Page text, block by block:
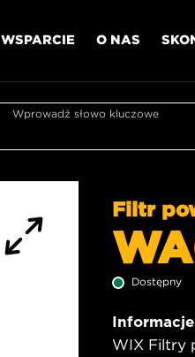
WSPARCIE O NAS
Wprowadź słowo kluczowe
Filtr
Dostępny
WIX Filtry